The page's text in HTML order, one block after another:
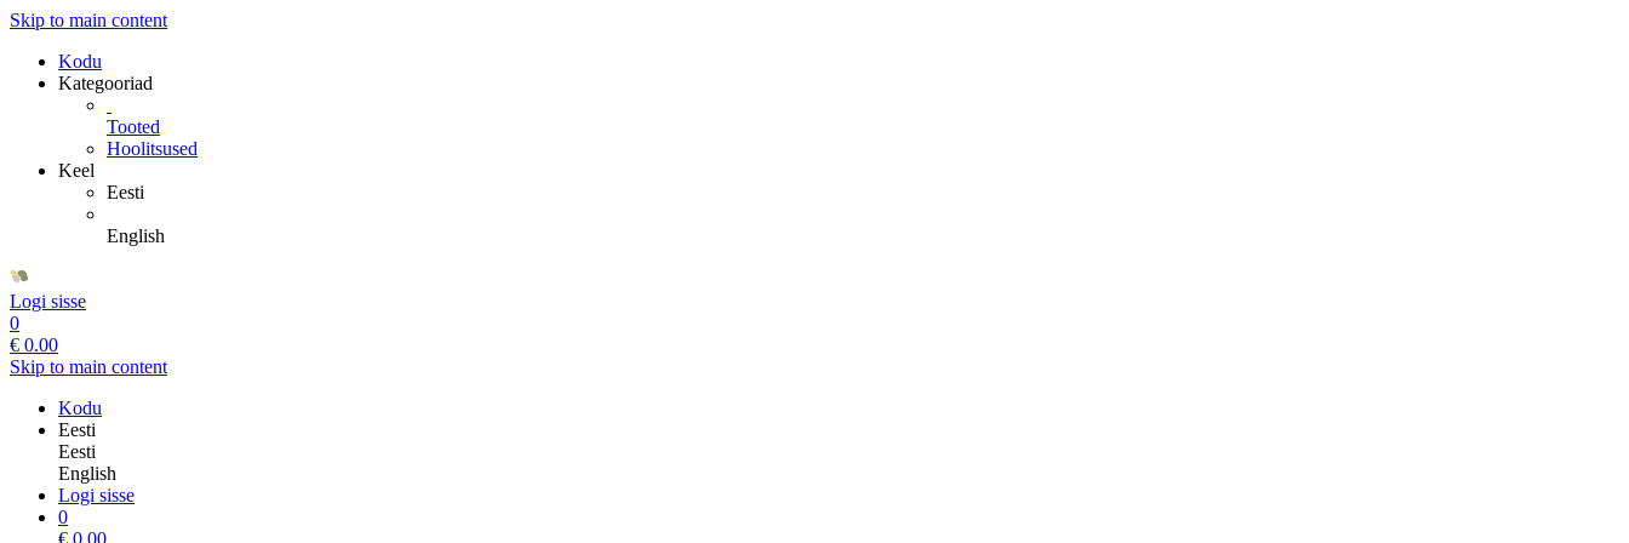
Skip to main content
Kodu
Kategooriad
Tooted
Hoolitsused
Keel
Eesti
English
Logi sisse
0
€ 0.00
Skip to main content
Kodu
Eesti
Eesti
English
Logi sisse
0
€ 0.00